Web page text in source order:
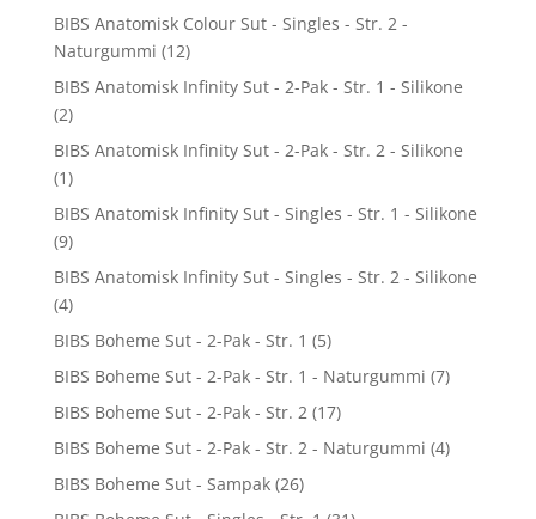
BIBS Anatomisk Colour Sut - Singles - Str. 2 -
Naturgummi (12)
BIBS Anatomisk Infinity Sut - 2-Pak - Str. 1 - Silikone
(2)
BIBS Anatomisk Infinity Sut - 2-Pak - Str. 2 - Silikone
(1)
BIBS Anatomisk Infinity Sut - Singles - Str. 1 - Silikone
(9)
BIBS Anatomisk Infinity Sut - Singles - Str. 2 - Silikone
(4)
BIBS Boheme Sut - 2-Pak - Str. 1 (5)
BIBS Boheme Sut - 2-Pak - Str. 1 - Naturgummi (7)
BIBS Boheme Sut - 2-Pak - Str. 2 (17)
BIBS Boheme Sut - 2-Pak - Str. 2 - Naturgummi (4)
BIBS Boheme Sut - Sampak (26)